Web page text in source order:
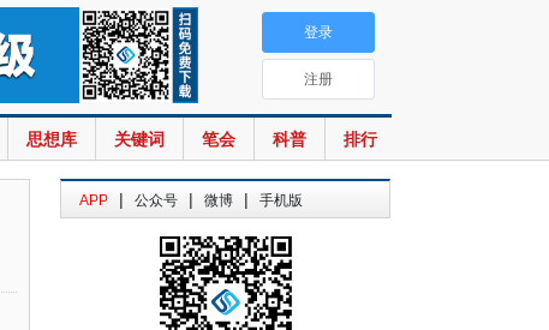
思想库 关键词 笔会 科普 排行
登录
注册
APP | 公众号 | 微博 | 手机版